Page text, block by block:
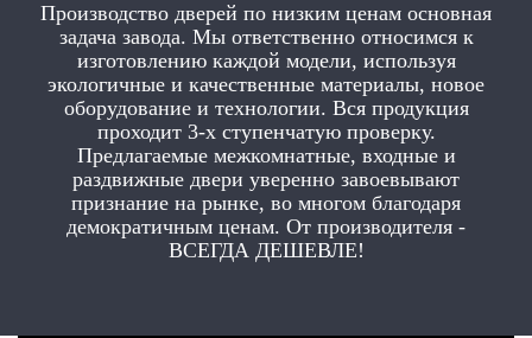
Производство дверей по низким ценам основная
задача завода. Мы ответственно относимся к
изготовлению каждой модели, используя
экологичные и качественные материалы, новое
оборудование и технологии. Вся продукция
проходит 3-х ступенчатую проверку.
Предлагаемые межкомнатные, входные и
раздвижные двери уверенно завоевывают
признание на рынке, во многом благодаря
демократичным ценам. От производителя -
ВСЕГДА ДЕШЕВЛЕ!